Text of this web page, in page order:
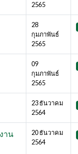
2565
28
กุมภาพันธ์
2565
09
กุมภาพันธ์
2565
23 ธันวาคม
2564
าน
20 ธันวาคม
2564